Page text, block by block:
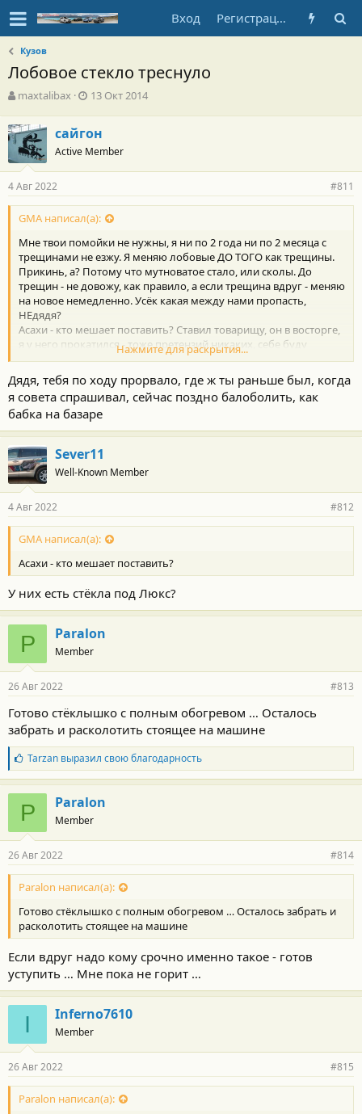
Вход Регистрация
Кузов
Лобовое стекло треснуло
А
т
о
р
т
е
м
ы
maxtalibax
Д
а
н
а
л
а
13 Окт 2014
сайгон
Active Member
4 Авг 2022 #811
GMA написал(а):
Мне твои помойки не нужны, я ни по 2 года ни по 2 месяца с
трещинами не езжу. Я меняю лобовые ДО ТОГО как трещины.
Прикинь, а? Потому что мутноватое стало, или сколы. До
трещин - не довожу, как правило, а если трещина вдруг - меняю
на новое немедленно. Усёк какая между нами пропасть,
НЕдядя?
Асахи - кто мешает поставить? Ставил товарищу, он в восторге,
я у него прокатился - тоже претензий никаких, себе буду
ставить такое же.
15,500 само стекло, еслишо. Не 7 и не 100, как видишь.
Вопрос остаётся - с чего ты вдруг решил что какой-то
"стеклонайс" - "хороший" и "добротный"? Не психуй когда тебя
поймали на пустом звездеже, просто нормально ответь.
Нажмите для раскрытия...
Дядя, тебя по ходу прорвало, где ж ты раньше был, когда
я совета спрашивал, сейчас поздно балоболить, как
бабка на базаре
Sever11
Well-Known Member
4 Авг 2022 #812
GMA написал(а):
Асахи - кто мешает поставить?
У них есть стёкла под Люкс?
P Paralon
Member
26 Авг 2022 #813
Готово стёклышко с полным обогревом … Осталось
забрать и расколотить стоящее на машине
Б
л
а
г
о
а
н
о
с
и
:
Tarzanвыразил свою благодарность
P Paralon
Member
26 Авг 2022 #814
Paralon написал(а):
Готово стёклышко с полным обогревом … Осталось забрать и
расколотить стоящее на машине
Если вдруг надо кому срочно именно такое - готов
уступить … Мне пока не горит …
I Inferno7610
Member
26 Авг 2022 #815
Paralon написал(а):